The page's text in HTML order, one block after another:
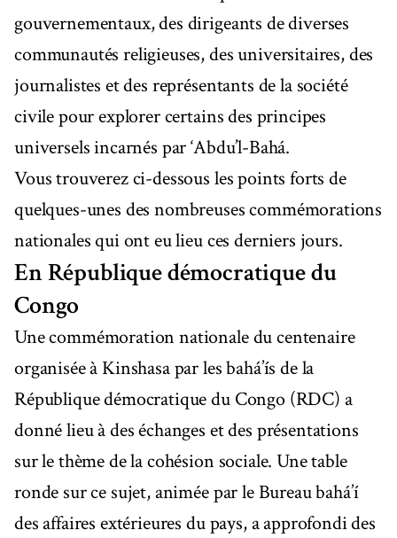
gouvernementaux, des dirigeants de diverses
communautés religieuses, des universitaires, des
journalistes et des représentants de la société
civile pour explorer certains des principes
universels incarnés par ‘Abdu’l-Bahá.
Vous trouverez ci-dessous les points forts de
quelques-unes des nombreuses commémorations
nationales qui ont eu lieu ces derniers jours.
En République démocratique du
Congo
Une commémoration nationale du centenaire
organisée à Kinshasa par les bahá’ís de la
République démocratique du Congo (RDC) a
donné lieu à des échanges et des présentations
sur le thème de la cohésion sociale. Une table
ronde sur ce sujet, animée par le Bureau bahá’í
des affaires extérieures du pays, a approfondi des